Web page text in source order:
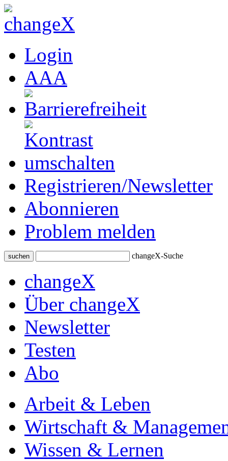
Login
AAA
Registrieren/Newsletter
Abonnieren
Problem melden
suchen changeX-Suche
changeX
Über changeX
Newsletter
Testen
Abo
Arbeit & Leben
Wirtschaft &
Wissen & Lernen